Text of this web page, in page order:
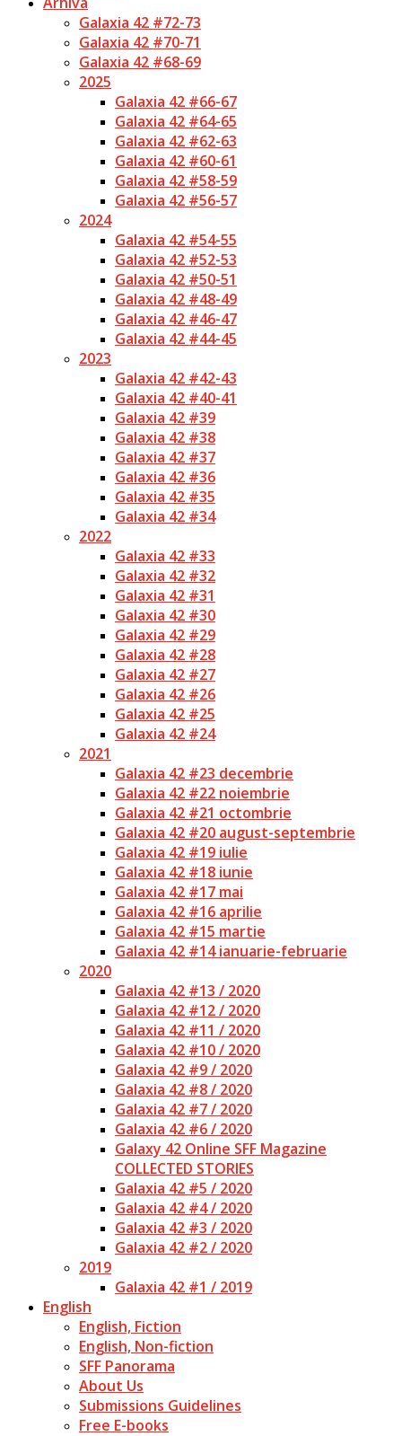
Galaxia 42 #72-73
Galaxia 42 #70-71
Galaxia 42 #68-69
2025
Galaxia 42 #66-67
Galaxia 42 #64-65
Galaxia 42 #62-63
Galaxia 42 #60-61
Galaxia 42 #58-59
Galaxia 42 #56-57
2024
Galaxia 42 #54-55
Galaxia 42 #52-53
Galaxia 42 #50-51
Galaxia 42 #48-49
Galaxia 42 #46-47
Galaxia 42 #44-45
2023
Galaxia 42 #42-43
Galaxia 42 #40-41
Galaxia 42 #39
Galaxia 42 #38
Galaxia 42 #37
Galaxia 42 #36
Galaxia 42 #35
Galaxia 42 #34
2022
Galaxia 42 #33
Galaxia 42 #32
Galaxia 42 #31
Galaxia 42 #30
Galaxia 42 #29
Galaxia 42 #28
Galaxia 42 #27
Galaxia 42 #26
Galaxia 42 #25
Galaxia 42 #24
2021
Galaxia 42 #23 decembrie
Galaxia 42 #22 noiembrie
Galaxia 42 #21 octombrie
Galaxia 42 #20 august-septembrie
Galaxia 42 #19 iulie
Galaxia 42 #18 iunie
Galaxia 42 #17 mai
Galaxia 42 #16 aprilie
Galaxia 42 #15 martie
Galaxia 42 #14 ianuarie-februarie
2020
Galaxia 42 #13 / 2020
Galaxia 42 #12 / 2020
Galaxia 42 #11 / 2020
Galaxia 42 #10 / 2020
Galaxia 42 #9 / 2020
Galaxia 42 #8 / 2020
Galaxia 42 #7 / 2020
Galaxia 42 #6 / 2020
Galaxy 42 Online SFF Magazine
COLLECTED STORIES
Galaxia 42 #5 / 2020
Galaxia 42 #4 / 2020
Galaxia 42 #3 / 2020
Galaxia 42 #2 / 2020
2019
Galaxia 42 #1 / 2019
English
English, Fiction
English, Non-fiction
SFF Panorama
About Us
Submissions Guidelines
Free E-books